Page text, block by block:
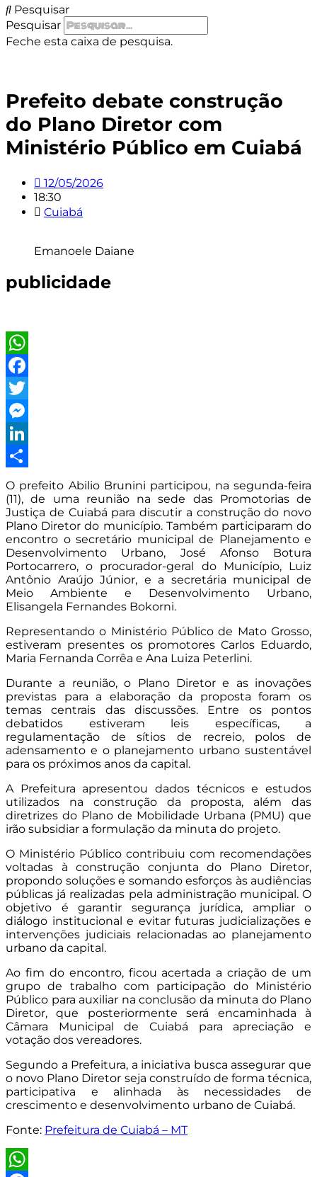
Pesquisar
Pesquisar
Feche esta caixa de pesquisa.
Prefeito debate construção
do Plano Diretor com
Ministério Público em Cuiabá
12/05/2026
18:30
Cuiabá
Emanoele Daiane
publicidade
WhatsApp
Facebook
Twitter
Messenger
LinkedIn
Share
O prefeito Abilio Brunini participou, na segunda-feira
(11), de uma reunião na sede das Promotorias de
Justiça de Cuiabá para discutir a construção do novo
Plano Diretor do município. Também participaram do
encontro o secretário municipal de Planejamento e
Desenvolvimento Urbano, José Afonso Botura
Portocarrero, o procurador-geral do Município, Luiz
Antônio Araújo Júnior, e a secretária municipal de
Meio Ambiente e Desenvolvimento Urbano,
Elisangela Fernandes Bokorni.
Representando o Ministério Público de Mato Grosso,
estiveram presentes os promotores Carlos Eduardo,
Maria Fernanda Corrêa e Ana Luiza Peterlini.
Durante a reunião, o Plano Diretor e as inovações
previstas para a elaboração da proposta foram os
temas centrais das discussões. Entre os pontos
debatidos estiveram leis específicas, a
regulamentação de sítios de recreio, polos de
adensamento e o planejamento urbano sustentável
para os próximos anos da capital.
A Prefeitura apresentou dados técnicos e estudos
utilizados na construção da proposta, além das
diretrizes do Plano de Mobilidade Urbana (PMU) que
irão subsidiar a formulação da minuta do projeto.
O Ministério Público contribuiu com recomendações
voltadas à construção conjunta do Plano Diretor,
propondo soluções e somando esforços às audiências
públicas já realizadas pela administração municipal. O
objetivo é garantir segurança jurídica, ampliar o
diálogo institucional e evitar futuras judicializações e
intervenções judiciais relacionadas ao planejamento
urbano da capital.
Ao fim do encontro, ficou acertada a criação de um
grupo de trabalho com participação do Ministério
Público para auxiliar na conclusão da minuta do Plano
Diretor, que posteriormente será encaminhada à
Câmara Municipal de Cuiabá para apreciação e
votação dos vereadores.
Segundo a Prefeitura, a iniciativa busca assegurar que
o novo Plano Diretor seja construído de forma técnica,
participativa e alinhada às necessidades de
crescimento e desenvolvimento urbano de Cuiabá.
Fonte: Prefeitura de Cuiabá – MT